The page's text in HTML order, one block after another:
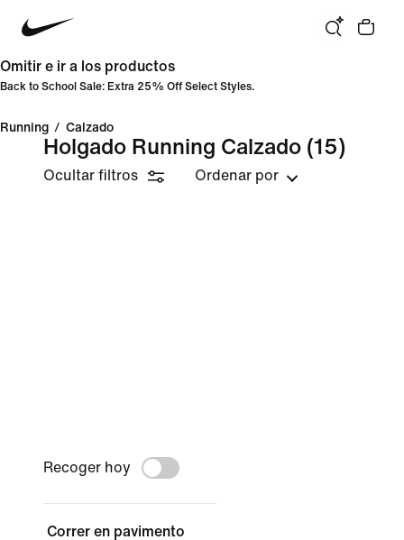
Omitir e ir a los productos
Back to School Sale: Extra 25% Off Select Styles.
Running / Calzado
Holgado Running Calzado (15)
Ocultar filtros Ordenar por
Recoger hoy
Correr en pavimento